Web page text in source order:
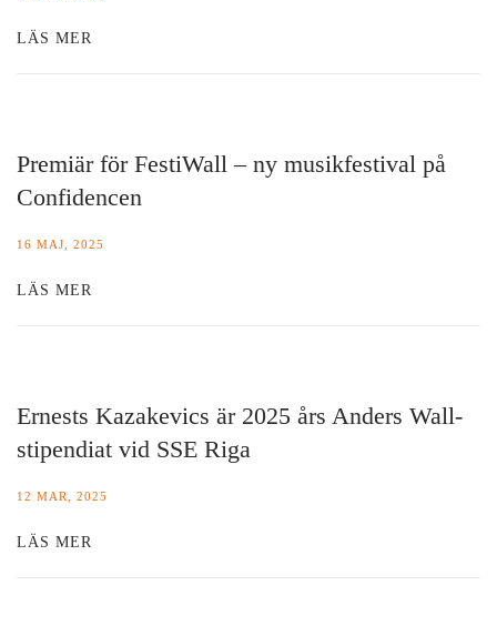
LÄS MER
Premiär för FestiWall – ny musikfestival på
Confidencen
16 MAJ, 2025
LÄS MER
Ernests Kazakevics är 2025 års Anders Wall-
stipendiat vid SSE Riga
12 MAR, 2025
LÄS MER